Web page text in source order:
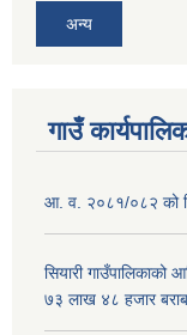
अन्य
गाउँ
आ. व. २०८१/०८२ को
सियारी
७३ लाख ४८ हजार